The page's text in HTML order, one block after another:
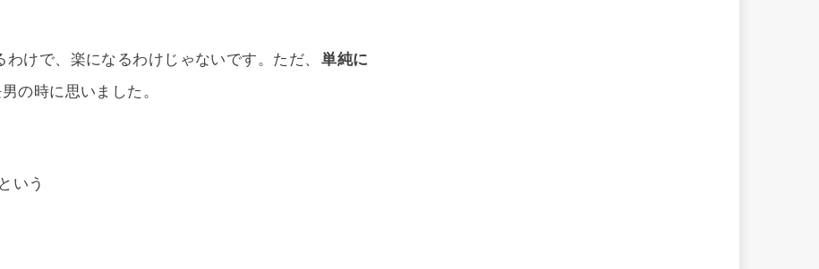
けで、楽になるわけじゃないです。ただ、 単純に
の時に思いました。
いう